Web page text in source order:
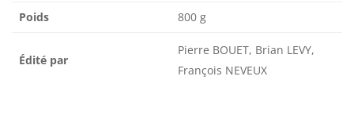
Poids 800 g
Édité par
Pierre BOUET, Brian LEVY,
François NEVEUX